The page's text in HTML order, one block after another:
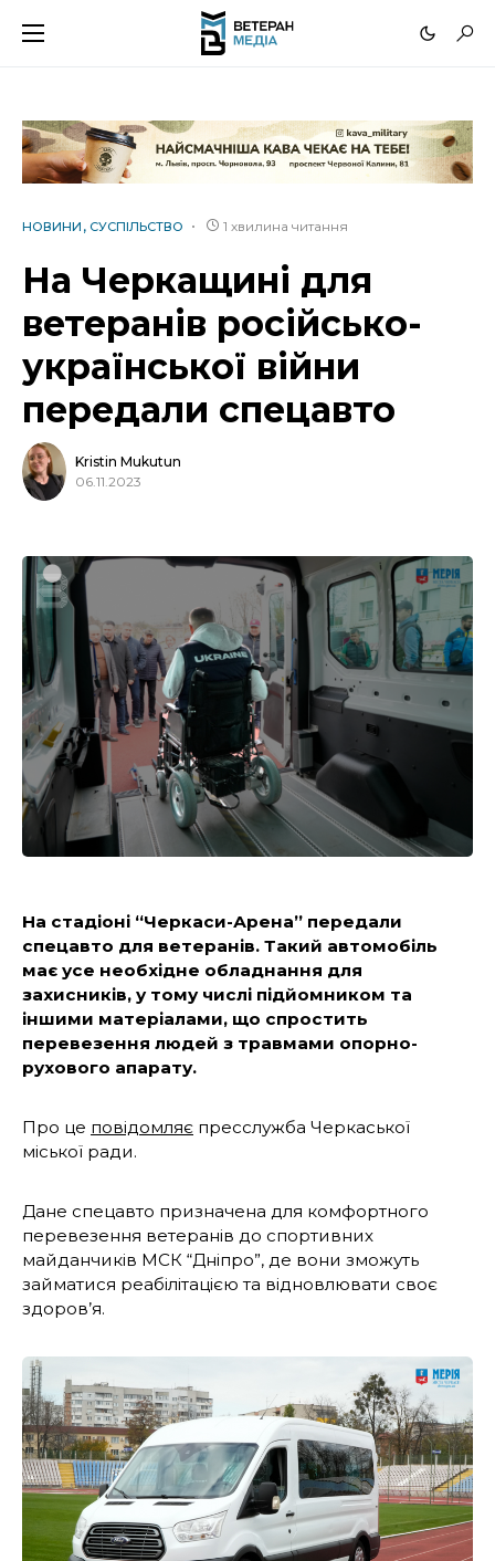
НОВИНИ СУСПІЛЬСТВО 1 хвилина читання
На Черкащині для
ветеранів російсько-
української війни
передали спецавто
Kristin Mukutun
06.11.2023
На стадіоні “Черкаси-Арена” передали
спецавто для ветеранів. Такий автомобіль
має усе необхідне обладнання для
захисників, у тому числі підйомником та
іншими матеріалами, що спростить
перевезення людей з травмами опорно-
рухового апарату.
Про це повідомляє пресслужба Черкаської
міської ради.
Дане спецавто призначена для комфортного
перевезення ветеранів до спортивних
майданчиків МСК “Дніпро”, де вони зможуть
займатися реабілітацією та відновлювати своє
здоров’я.